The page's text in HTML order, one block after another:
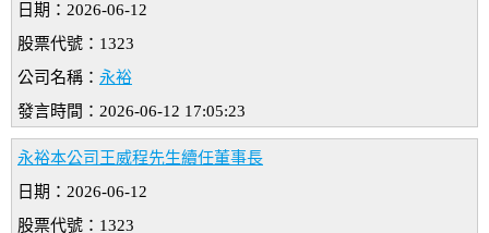
日期：2026-06-12
股票代號：1323
公司名稱： 永裕
發言時間：2026-06-12 17:05:23
永裕本公司王威程先生續任董事長
日期：2026-06-12
股票代號：1323